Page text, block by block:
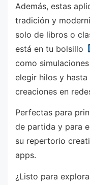
Además, estas
tradición y
solo de libros o
está en tu bolsillo
como
elegir hilos y
creaciones en
Perfectas para
de partida y para
su repertorio
apps.
¿Listo para